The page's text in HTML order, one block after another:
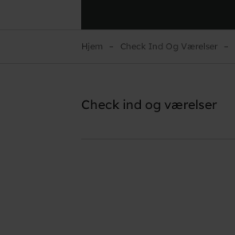
Hjem Check Ind Og Værelser
Check ind og værelser